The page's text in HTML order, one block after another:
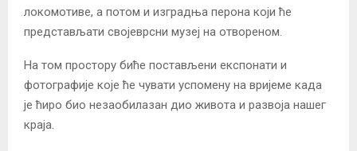
локомотиве, а потом и изградња перона који ће
представљати својеврсни музеј на отвореном.
На том простору биће постављени експонати и
фотографије које ће чувати успомену на вријеме када
је ћиро био незаобилазан дио живота и развоја нашег
краја.